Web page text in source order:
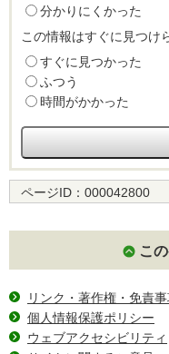
分かりにくかった
この情報はすぐに見つけ
すぐに見つかった
ふつう
時間がかかった
ページID： 000042800
こ
リンク・著作権・免責
個人情報保護ポリシー
ウェブアクセシビリティ